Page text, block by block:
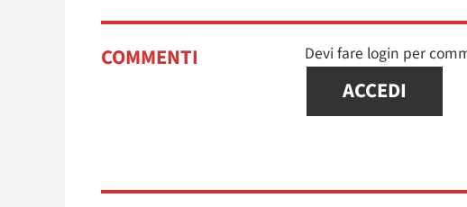
COMMENTI Devi fare login per
ACCEDI